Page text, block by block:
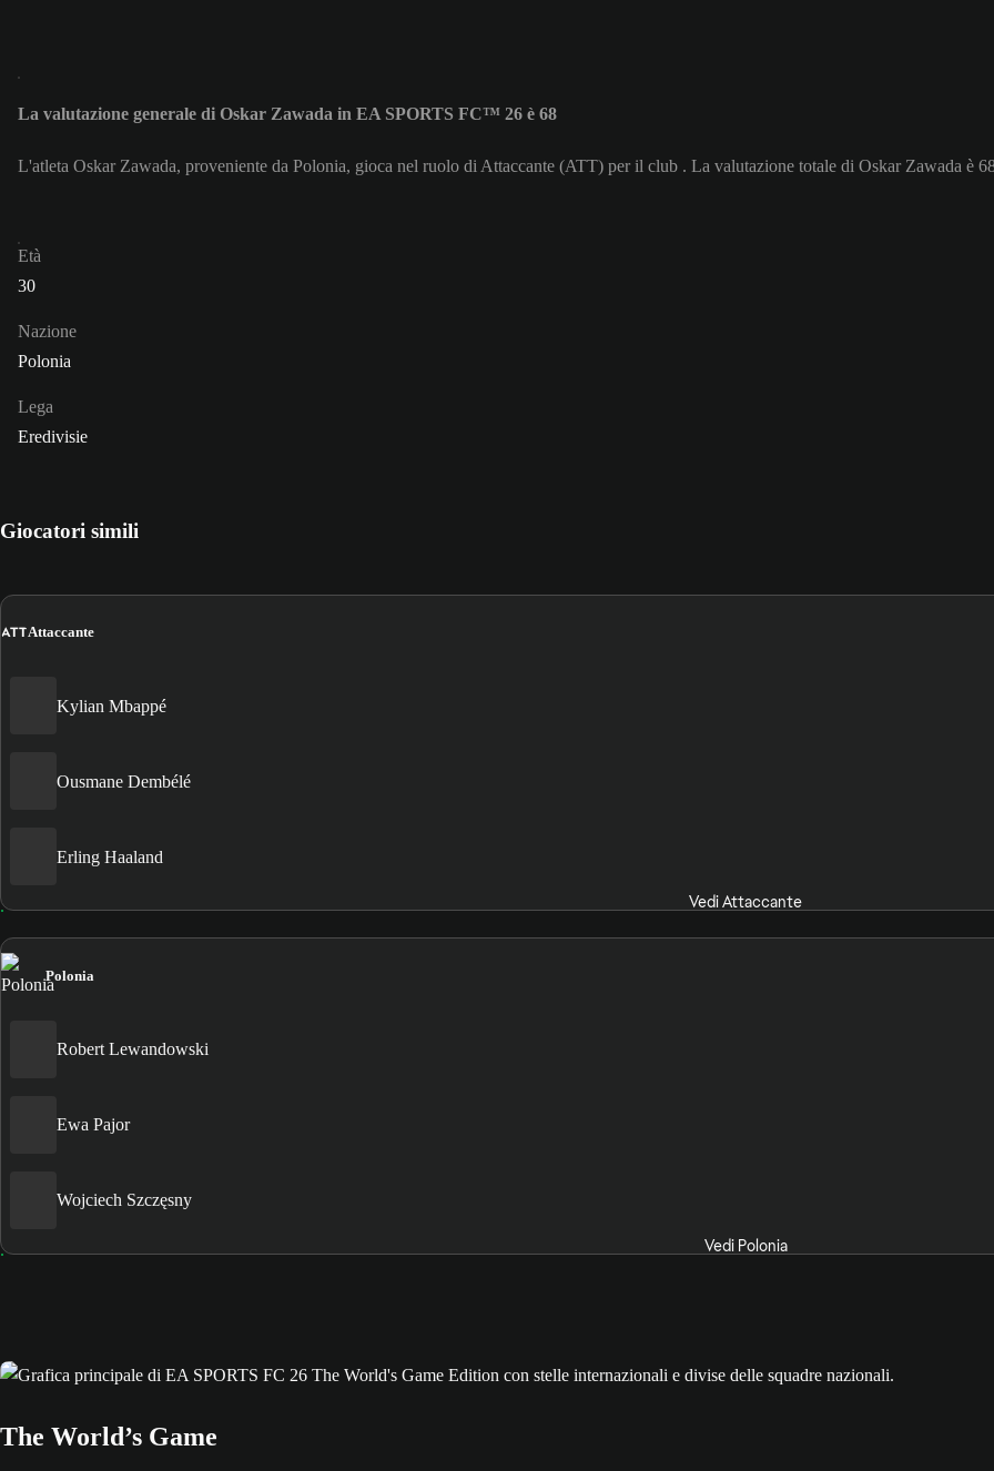
La valutazione generale di Oskar Zawada in EA SPORTS FC™ 26 è 68
L'atleta Oskar Zawada, proveniente da Polonia, gioca nel ruolo di Attaccante (ATT) per il club . La valutazione totale di Oskar Zawada è
Età
30
Nazione
Polonia
Lega
Eredivisie
Giocatori simili
ATTAttaccante
Kylian Mbappé
Ousmane Dembélé
Erling Haaland
Vedi Attaccante
Polonia
Robert Lewandowski
Ewa Pajor
Wojciech Szczęsny
Vedi Polonia
The World’s Game